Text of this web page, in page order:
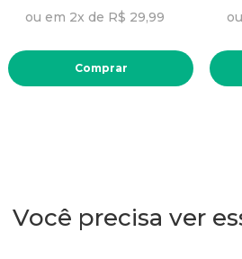
ou em 2x de R$ 29,99
Comprar
Você precisa ver